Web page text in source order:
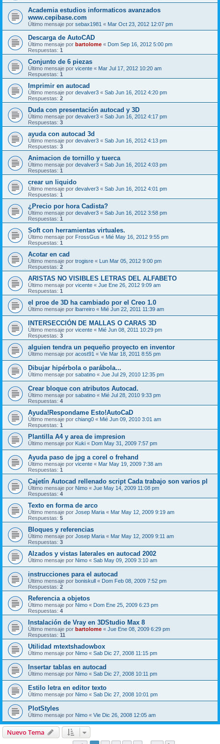
Academia estudios informaticos avanzados
www.cepibase.com
Último mensaje por sebax1981 « Mar Oct 23, 2012 12:07 pm
Descarga de AutoCAD
Último mensaje por bartolome « Dom Sep 16, 2012 5:00 pm
Respuestas: 1
Conjunto de 6 piezas
Último mensaje por vicente « Mar Jul 17, 2012 10:20 am
Respuestas: 1
Imprimir en autocad
Último mensaje por devalver3 « Sab Jun 16, 2012 4:20 pm
Respuestas: 2
Duda con presentación autocad y 3D
Último mensaje por devalver3 « Sab Jun 16, 2012 4:17 pm
Respuestas: 3
ayuda con autocad 3d
Último mensaje por devalver3 « Sab Jun 16, 2012 4:13 pm
Respuestas: 3
Animacion de tornillo y tuerca
Último mensaje por devalver3 « Sab Jun 16, 2012 4:03 pm
Respuestas: 1
crear un liquido
Último mensaje por devalver3 « Sab Jun 16, 2012 4:01 pm
Respuestas: 1
¿Precio por hora Cadista?
Último mensaje por devalver3 « Sab Jun 16, 2012 3:58 pm
Respuestas: 1
Soft con herramientas virtuales.
Último mensaje por FrossGus « Mié May 16, 2012 9:55 pm
Respuestas: 1
Acotar en cad
Último mensaje por trogisre « Lun Mar 05, 2012 9:00 pm
Respuestas: 2
ARISTAS NO VISIBLES LETRAS DEL ALFABETO
Último mensaje por vicente « Jue Ene 26, 2012 9:09 am
Respuestas: 1
el proe de 3D ha cambiado por el Creo 1.0
Último mensaje por lbarreiro « Mié Jun 22, 2011 11:39 am
INTERSECCIÓN DE MALLAS O CARAS 3D
Último mensaje por vicente « Mié Jun 08, 2011 10:29 pm
Respuestas: 3
alguien tendra un pequeño proyecto en inventor
Último mensaje por acost91 « Vie Mar 18, 2011 8:55 pm
Dibujar hipérbola o parábola...
Último mensaje por sabatino « Jue Jul 29, 2010 12:35 pm
Crear bloque con atributos Autocad.
Último mensaje por sabatino « Mié Jul 28, 2010 9:33 pm
Respuestas: 4
Ayuda!Respondame Esto!AutoCaD
Último mensaje por chiang0 « Mié Jun 09, 2010 3:01 am
Respuestas: 1
Plantilla A4 y area de impresion
Último mensaje por Kuki « Dom May 31, 2009 7:57 pm
Ayuda paso de jpg a corel o frehand
Último mensaje por vicente « Mar May 19, 2009 7:38 am
Respuestas: 1
Cajetín Autocad rellenado script Cada trabajo son varios pl
Último mensaje por Nimo « Jue May 14, 2009 11:08 pm
Respuestas: 4
Texto en forma de arco
Último mensaje por Josep Maria « Mar May 12, 2009 9:19 am
Respuestas: 5
Bloques y referencias
Último mensaje por Josep Maria « Mar May 12, 2009 9:11 am
Respuestas: 3
Alzados y vistas laterales en autocad 2002
Último mensaje por Nimo « Sab May 09, 2009 3:10 am
instrucciones para el autocad
Último mensaje por boniskull « Dom Feb 08, 2009 7:52 pm
Respuestas: 2
Referencia a objetos
Último mensaje por Nimo « Dom Ene 25, 2009 6:23 pm
Respuestas: 4
Instalación de Vray en 3DStudio Max 8
Último mensaje por bartolome « Jue Ene 08, 2009 6:29 pm
Respuestas: 11
Utilidad mtextshadowbox
Último mensaje por Nimo « Sab Dic 27, 2008 11:15 pm
Insertar tablas en autocad
Último mensaje por Nimo « Sab Dic 27, 2008 10:11 pm
Estilo letra en editor texto
Último mensaje por Nimo « Sab Dic 27, 2008 10:01 pm
PlotStyles
Último mensaje por Nimo « Vie Dic 26, 2008 12:05 am
Nuevo Tema